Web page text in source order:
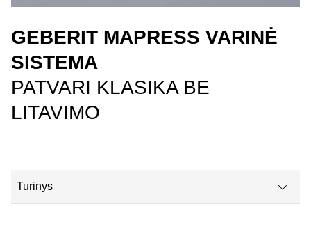
GEBERIT MAPRESS VARINĖ
SISTEMA
PATVARI KLASIKA BE
LITAVIMO
Turinys